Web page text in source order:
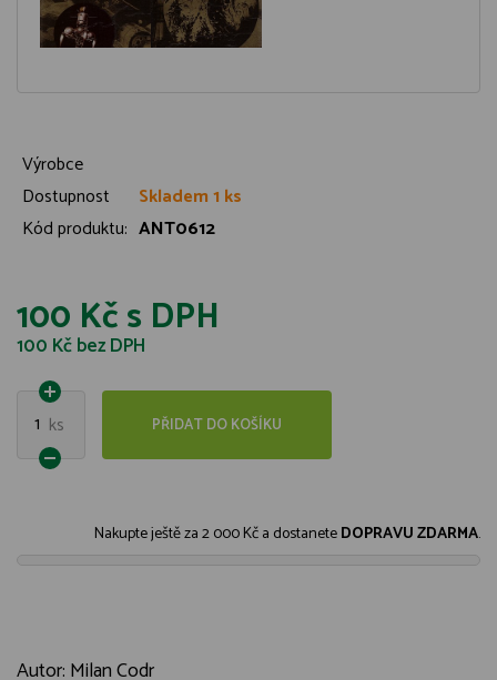
Výrobce
Dostupnost
Skladem 1 ks
Kód produktu: ANT0612
100 Kčs DPH
100 Kčbez DPH
1 ks PŘIDAT DO KOŠÍKU
Nakupte ještě za2 000 Kča dostaneteDOPRAVU ZDARMA.
Autor: Milan Codr